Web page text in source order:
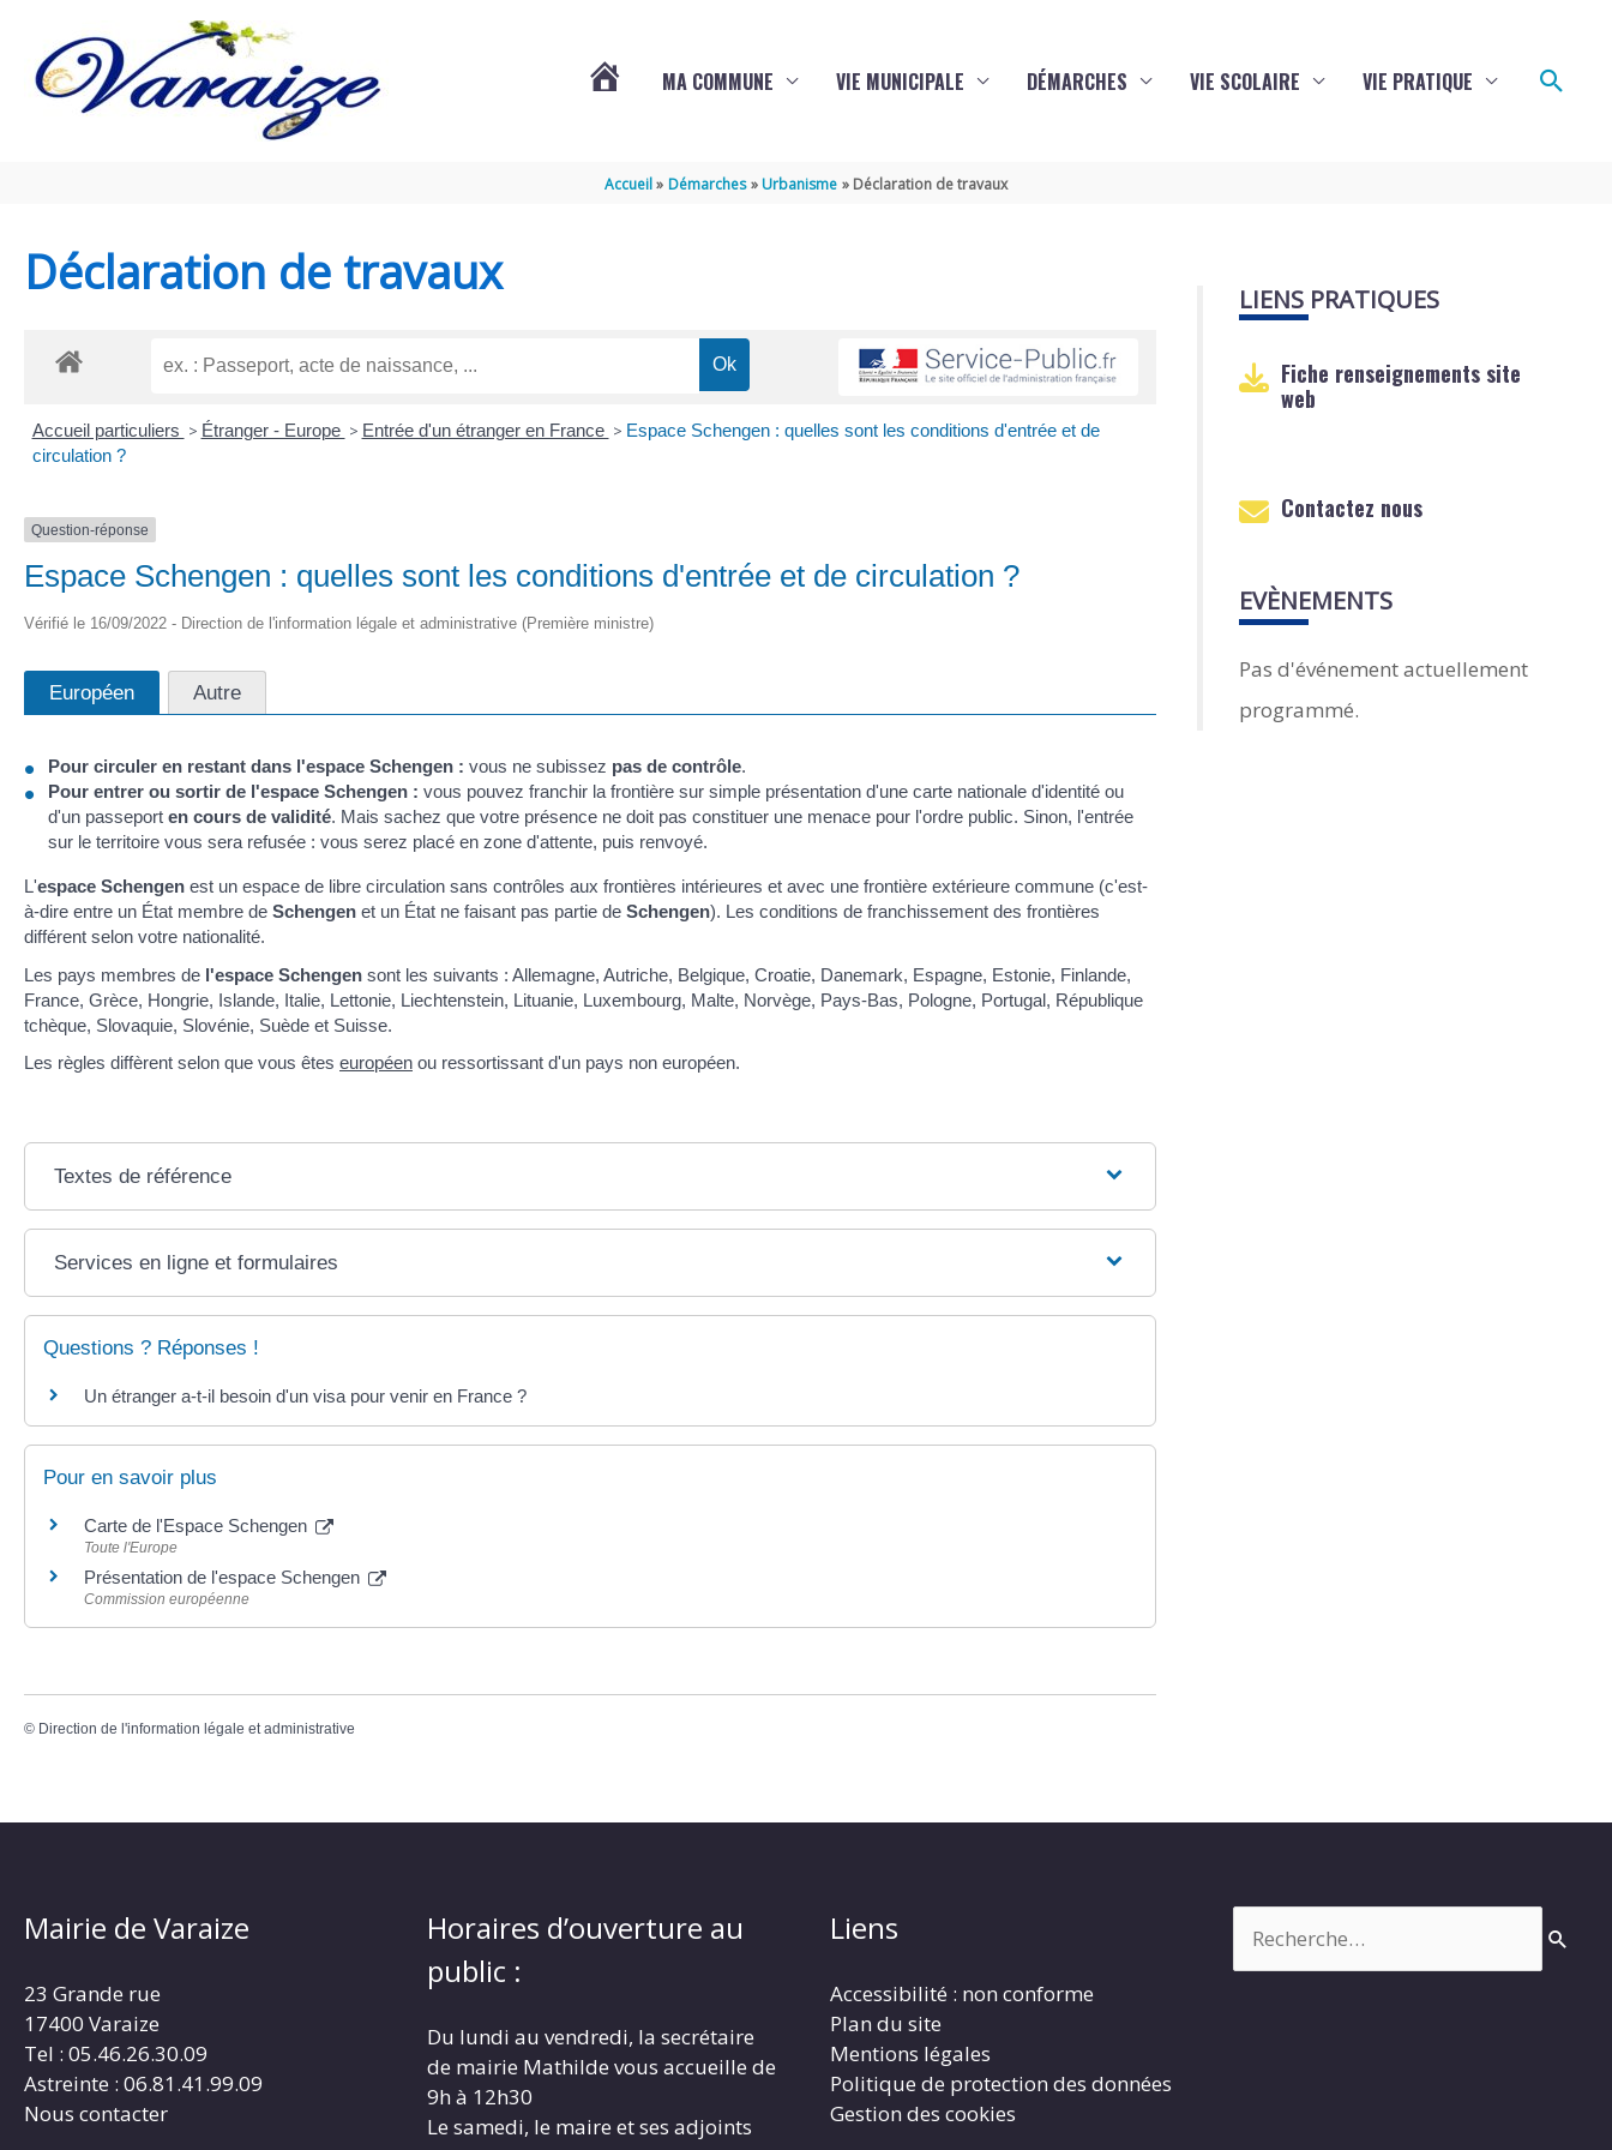
MA COMMUNE VIE MUNICIPALE DÉMARCHES VIE SCOLAIRE VIE PRATIQUE
Accueil Démarches Urbanisme Déclaration de travaux
Déclaration de travaux
Accueil particuliers > Étranger - Europe > Entrée d'un étranger en France > Espace Schengen : quelles sont les conditions d'entrée et de
circulation ?
Question-réponse
Espace Schengen : quelles sont les conditions d'entrée et de circulation ?
Vérifié le 16/09/2022 - Direction de l'information légale et administrative (Première ministre)
Européen Autre
Pour circuler en restant dans l'espace Schengen : vous ne subissez pas de contrôle.
Pour entrer ou sortir de l'espace Schengen : vous pouvez franchir la frontière sur simple présentation d'une carte nationale d'identité ou
d'un passeport en cours de validité. Mais sachez que votre présence ne doit pas constituer une menace pour l'ordre public. Sinon, l'entrée
sur le territoire vous sera refusée : vous serez placé en zone d'attente, puis renvoyé.
L'espace Schengen est un espace de libre circulation sans contrôles aux frontières intérieures et avec une frontière extérieure commune (c'est-
à-dire entre un État membre de Schengen et un État ne faisant pas partie de Schengen). Les conditions de franchissement des frontières
différent selon votre nationalité.
Les pays membres de l'espace Schengen sont les suivants : Allemagne, Autriche, Belgique, Croatie, Danemark, Espagne, Estonie, Finlande,
France, Grèce, Hongrie, Islande, Italie, Lettonie, Liechtenstein, Lituanie, Luxembourg, Malte, Norvège, Pays-Bas, Pologne, Portugal, République
tchèque, Slovaquie, Slovénie, Suède et Suisse.
Les règles diffèrent selon que vous êtes européen ou ressortissant d'un pays non européen.
Textes de référence
Services en ligne et formulaires
Questions ? Réponses !
Un étranger a-t-il besoin d'un visa pour venir en France ?
Pour en savoir plus
Carte de l'Espace Schengen
Toute l'Europe
Présentation de l'espace Schengen
Commission européenne
© Direction de l'information légale et administrative
LIENS PRATIQUES
Fiche renseignements site
web
Contactez nous
EVÈNEMENTS
Pas d'événement actuellement
programmé.
Mairie de Varaize
23 Grande rue
17400 Varaize
Tel : 05.46.26.30.09
Astreinte : 06.81.41.99.09
Nous contacter
Horaires d’ouverture au
public :
Du lundi au vendredi, la secrétaire
de mairie Mathilde vous accueille de
9h à 12h30
Le samedi, le maire et ses adjoints
Liens
Accessibilité : non conforme
Plan du site
Mentions légales
Politique de protection des données
Gestion des cookies